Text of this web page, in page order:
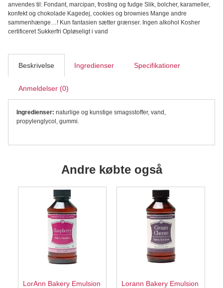
anvendes til: Fondant, marcipan, frosting og fudge Slik, bolcher, karameller,
konfekt og chokolade Kagedej, cookies og brownies Mange andre
sammenhænge…! Kun fantasien sætter grænser. Ingen alkohol Kosher
certificeret Sukkerfri Opløseligt i vand
Beskrivelse Ingredienser Specifikationer
Anmeldelser (0)
Ingredienser: naturlige og kunstige smagsstoffer, vand,
propylenglycol, gummi.
Andre købte også
LorAnn Bakery Emulsion
Lorann Bakery Emulsion